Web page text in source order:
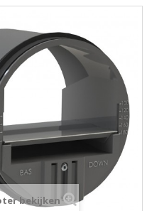
bekijken